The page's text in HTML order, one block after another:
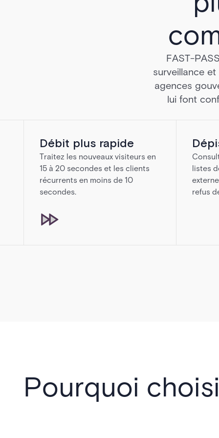
FAST-
surveillance
agences
lui font
Débit plus rapide
Traitez les nouveaux visiteurs en
15 à 20 secondes et les clients
récurrents en moins de 10
secondes.
listes
refus
Pourquoi